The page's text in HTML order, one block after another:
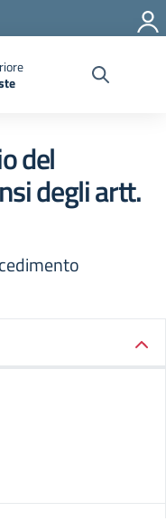
del
degli artt.